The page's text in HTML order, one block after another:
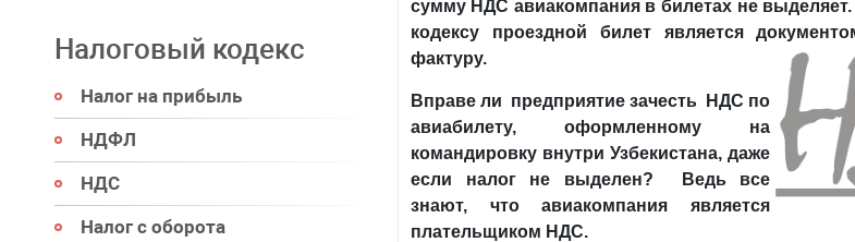
Налоговый кодекс
Налог на прибыль
НДФЛ
НДС
Налог с оборота
сумму НДС авиакомпания в билетах не
кодексу проездной билет является
фактуру.
Вправе ли предприятие зачесть НДС по
авиабилету, оформленному на
командировку внутри Узбекистана, даже
если налог не выделен? Ведь все
знают, что авиакомпания является
плательщиком НДС.